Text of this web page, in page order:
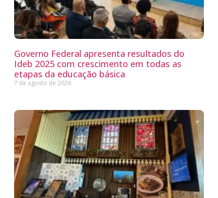
Governo Federal apresenta resultados do
Ideb 2025 com crescimento em todas as
etapas da educação básica
7 de agosto de 2026